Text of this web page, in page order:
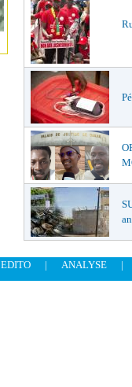
EDITO | ANALYSE
|